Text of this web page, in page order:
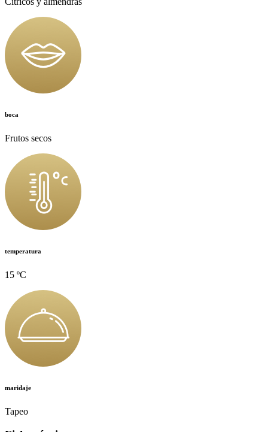
boca
Frutos secos
temperatura
15 ºC
maridaje
Tapeo